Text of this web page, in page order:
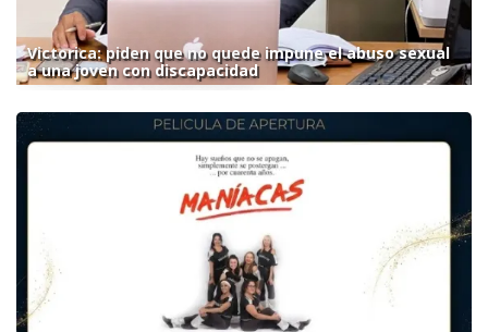
Victorica: piden que no quede impune el abuso sexual
a una joven con discapacidad